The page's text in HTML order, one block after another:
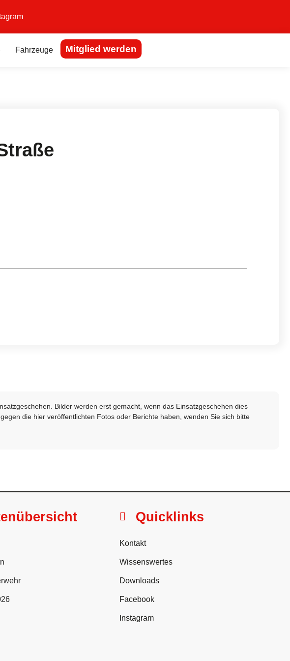
Fahrzeuge Mitglied werden
Bilder werden erst gemacht, wenn das Einsatzgeschehen dies
die hier veröffentlichten Fotos oder Berichte haben, wenden Sie sich bitte
Quicklinks
Kontakt
Wissenswertes
Downloads
Facebook
Instagram